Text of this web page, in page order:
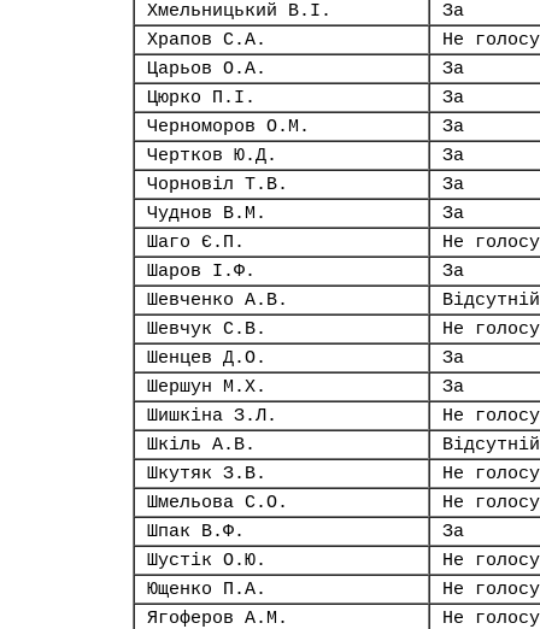
Хмельницький В.І.
За
Храпов С.А.
Не
Царьов О.А.
За
Цюрко П.І.
За
Черноморов О.М.
За
Чертков Ю.Д.
За
Чорновіл Т.В.
За
Чуднов В.М.
За
Шаго Є.П.
Не
Шаров І.Ф.
За
Шевченко А.В.
Відсутній
Шевчук С.В.
Не
Шенцев Д.О.
За
Шершун М.Х.
За
Шишкіна З.Л.
Не
Шкіль А.В.
Відсутній
Шкутяк З.В.
Не
Шмельова С.О.
Не
Шпак В.Ф.
За
Шустік О.Ю.
Не
Ющенко П.А.
Не
Ягоферов А.М.
Не